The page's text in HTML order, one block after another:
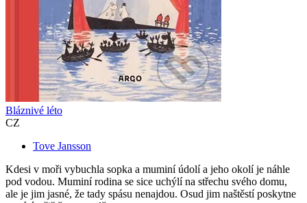
Bláznivé léto
CZ
Tove Jansson
Kdesi v moři vybuchla sopka a muminí údolí a jeho okolí je náhle
pod vodou. Muminí rodina se sice uchýlí na střechu svého domu,
ale je jim jasné, že tady spásu nenajdou. Osud jim naštěstí poskytne